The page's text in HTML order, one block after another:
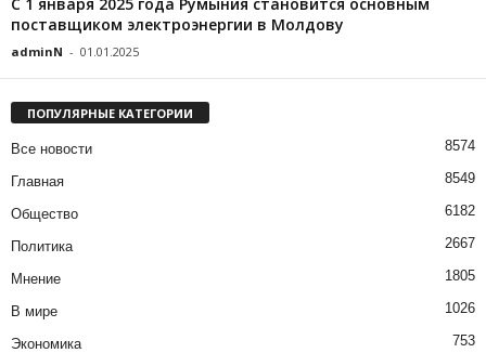
поставщиком электроэнергии в Молдову
adminN - 01.01.2025
ПОПУЛЯРНЫЕ КАТЕГОРИИ
Все новости 8574
Главная 8549
Общество 6182
Политика 2667
Мнение 1805
В мире 1026
Экономика 753